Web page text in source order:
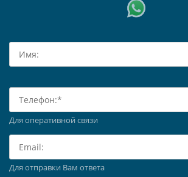
Для оперативной связи
Для отправки Вам ответа